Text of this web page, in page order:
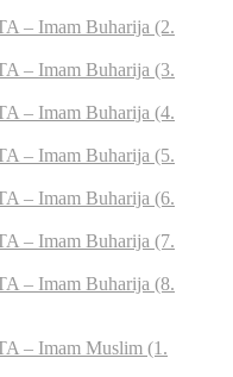
– Imam Buharija (2.
– Imam Buharija (3.
– Imam Buharija (4.
– Imam Buharija (5.
– Imam Buharija (6.
– Imam Buharija (7.
– Imam Buharija (8.
– Imam Muslim (1.